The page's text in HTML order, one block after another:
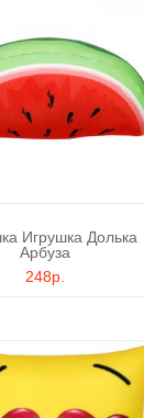
Игрушка Долька
Арбуза
248р.